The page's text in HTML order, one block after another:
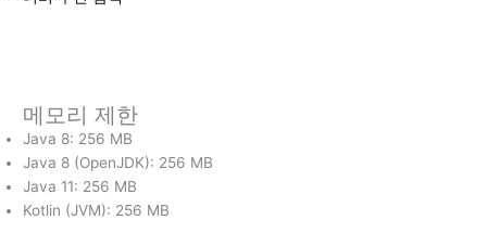
메모리 제한
Java 8: 256 MB
Java 8 (OpenJDK): 256 MB
Java 11: 256 MB
Kotlin (JVM): 256 MB